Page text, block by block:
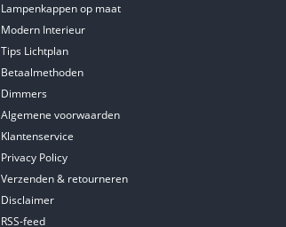
Lampenkappen op maat
Modern Interieur
Tips Lichtplan
Betaalmethoden
Dimmers
Algemene voorwaarden
Klantenservice
Privacy Policy
Verzenden & retourneren
Disclaimer
RSS-feed